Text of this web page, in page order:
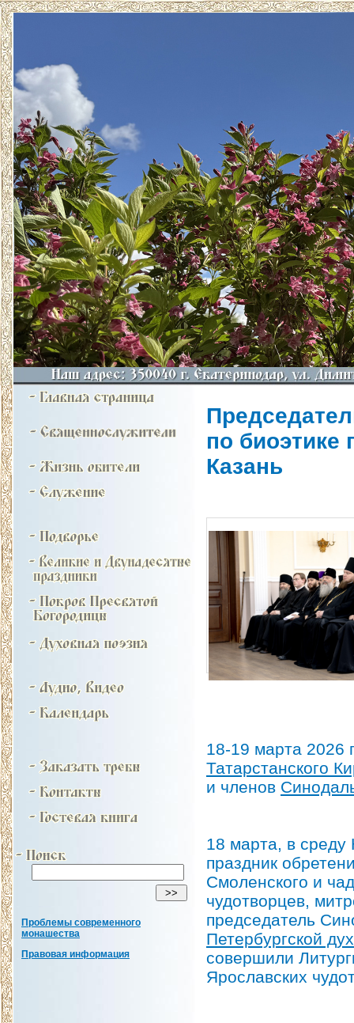
Проблемы современного
монашества
Правовая информация
по биоэтике
Казань
18-19 марта 2026
Татарстанского
и членов
18 марта, в среду
праздник
Смоленского и
чудотворцев,
председатель
Петербургской
совершили
Ярославских